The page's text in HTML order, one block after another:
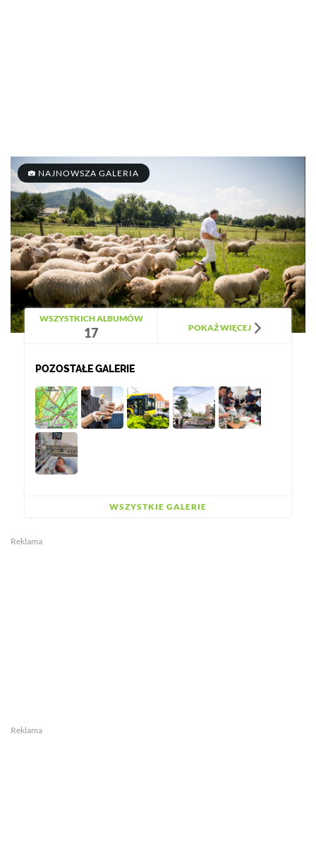
NAJNOWSZA GALERIA
WSZYSTKICH ALBUMÓW
17 POKAŻ WIĘCEJ
POZOSTAŁE GALERIE
WSZYSTKIE GALERIE
Reklama
Reklama